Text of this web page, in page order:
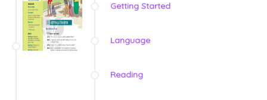
Getting Started
Language
Reading